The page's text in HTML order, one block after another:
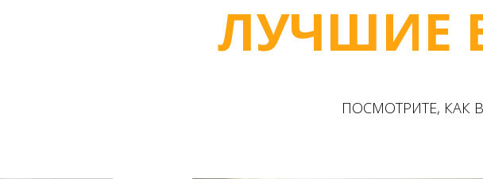
ЛУЧШИЕ
ПОСМОТРИТЕ, КАК